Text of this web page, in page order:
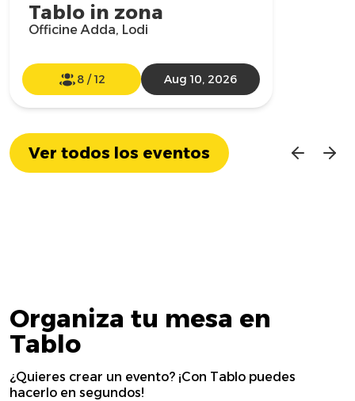
Tablo in zona
Officine Adda, Lodi
8 /12 Aug 10, 2026
Ver todos los eventos
Organiza tu mesa en
Tablo
¿Quieres crear un evento? ¡Con Tablo puedes
hacerlo en segundos!